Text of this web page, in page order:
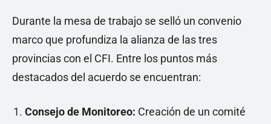
Durante la mesa de trabajo se selló un convenio
marco que profundiza la alianza de las tres
provincias con el CFI. Entre los puntos más
destacados del acuerdo se encuentran:
Consejo de Monitoreo: Creación de un comité